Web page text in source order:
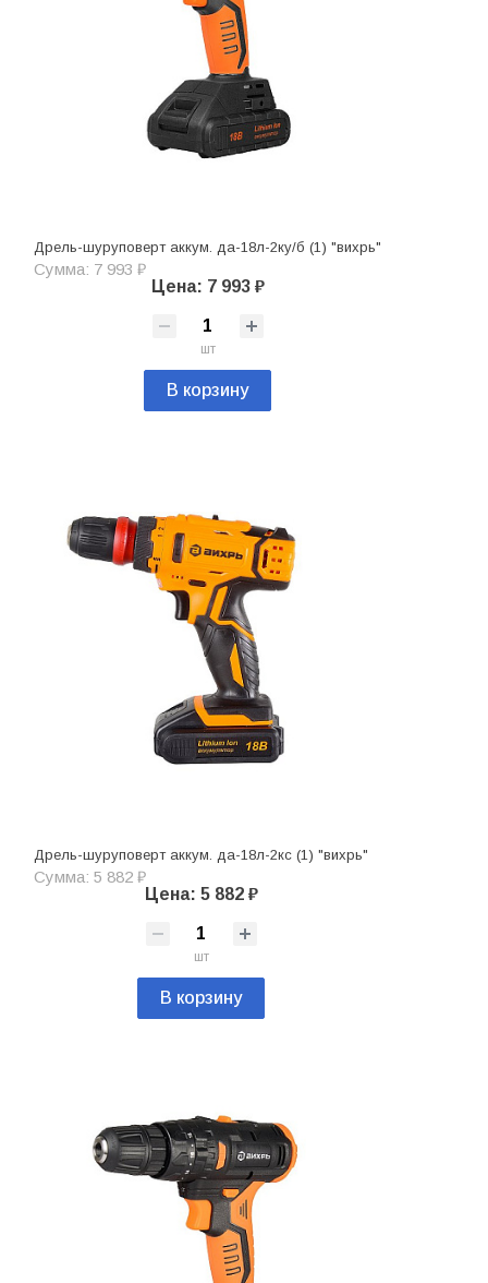
Дрель-шуруповерт аккум. да-18л-2ку/б (1) "вихрь"
Сумма: 7 993 ₽
Цена: 7 993 ₽
шт
В корзину
Дрель-шуруповерт аккум. да-18л-2кc (1) "вихрь"
Сумма: 5 882 ₽
Цена: 5 882 ₽
шт
В корзину